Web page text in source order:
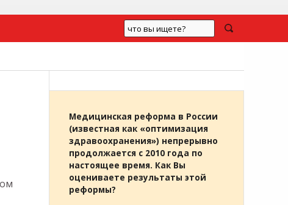
Медицинская реформа в России
(известная как «оптимизация
здравоохранения») непрерывно
продолжается с 2010 года по
настоящее время. Как Вы
оцениваете результаты этой
реформы?